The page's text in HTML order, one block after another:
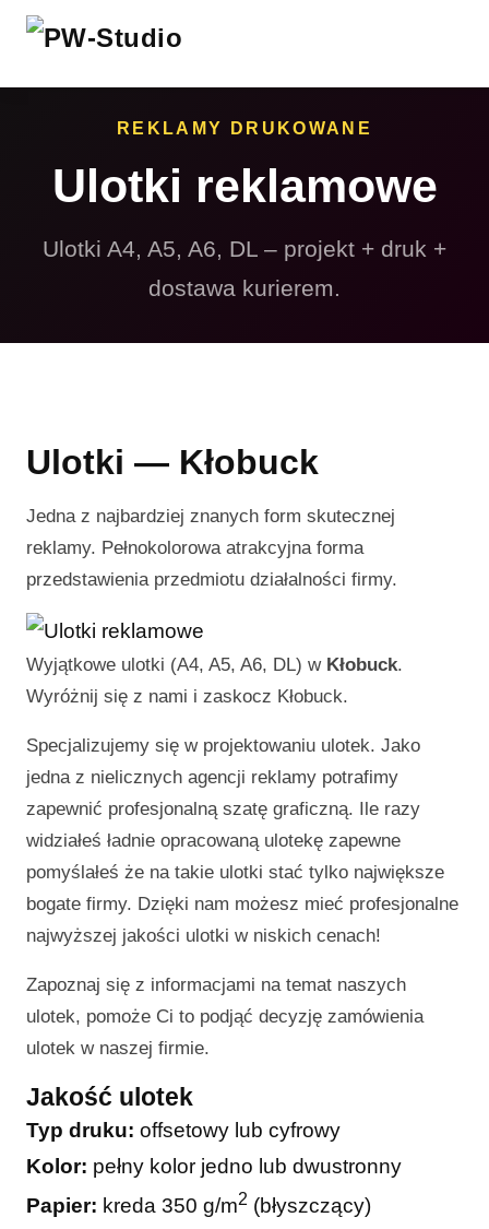
REKLAMY DRUKOWANE
Ulotki reklamowe
Ulotki A4, A5, A6, DL – projekt + druk +
dostawa kurierem.
Ulotki — Kłobuck
Jedna z najbardziej znanych form skutecznej
reklamy. Pełnokolorowa atrakcyjna forma
przedstawienia przedmiotu działalności firmy.
Wyjątkowe ulotki (A4, A5, A6, DL) w Kłobuck.
Wyróżnij się z nami i zaskocz Kłobuck.
Specjalizujemy się w projektowaniu ulotek. Jako
jedna z nielicznych agencji reklamy potrafimy
zapewnić profesjonalną szatę graficzną. Ile razy
widziałeś ładnie opracowaną ulotekę zapewne
pomyślałeś że na takie ulotki stać tylko największe
bogate firmy. Dzięki nam możesz mieć profesjonalne
najwyższej jakości ulotki w niskich cenach!
Zapoznaj się z informacjami na temat naszych
ulotek, pomoże Ci to podjąć decyzję zamówienia
ulotek w naszej firmie.
Jakość ulotek
Typ druku: offsetowy lub cyfrowy
Kolor: pełny kolor jedno lub dwustronny
Papier: kreda 350 g/m2 (błyszczący)